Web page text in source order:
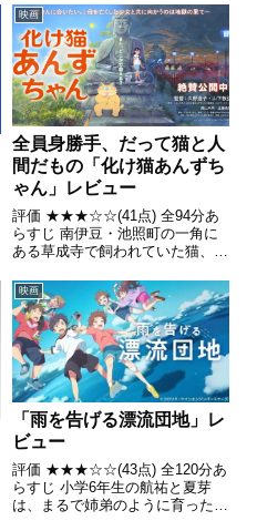
パートナーの槇村香のもとに、動
画制作者の女性アンジーから、逃
げた猫を捜して欲しいとの依頼が
入る。引用- Wiki...
映画
全員身勝手、だって猫と人
間だもの「化け猫あんずち
ゃん」レビュー
評価 ★★★☆☆(41点) 全94分あ
らすじ 南伊豆・池照町の一角に
ある草成寺で飼われていた猫、あ
ても死なず、30歳を過ぎて化け
猫となっていた引用- Wikipedia
映画
「雨を告げる漂流団地」レ
ビュー
評価 ★★★☆☆(43点) 全120分あ
らすじ 小学6年生の航祐と夏芽
は、まるで姉弟のように育った幼